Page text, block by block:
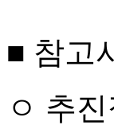
■ 참고
ㅇ 추